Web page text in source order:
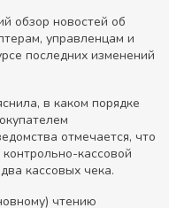
обзор новостей об
управленцам и
последних изменений
в каком порядке
отмечается, что
кассовой
кассовых чека.
чтению